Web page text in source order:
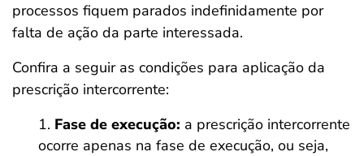
processos fiquem parados indefinidamente por
falta de ação da parte interessada.
Confira a seguir as condições para aplicação da
prescrição intercorrente:
Fase de execução: a prescrição intercorrente
ocorre apenas na fase de execução, ou seja,